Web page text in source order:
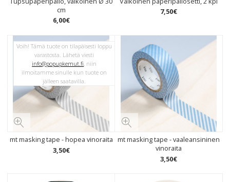
cm
6,00€
7,50€
mt masking tape - hopea vinoraita
3,50€
Voih! Tämä tuote on tilapäisesti loppu
varastosta. Lähetä viesti
info@popupkemut.fi, niin
ilmoitamme sinulle kun tuote on
jälleen saatavilla.
mt masking tape - vaaleansininen
vinoraita
3,50€